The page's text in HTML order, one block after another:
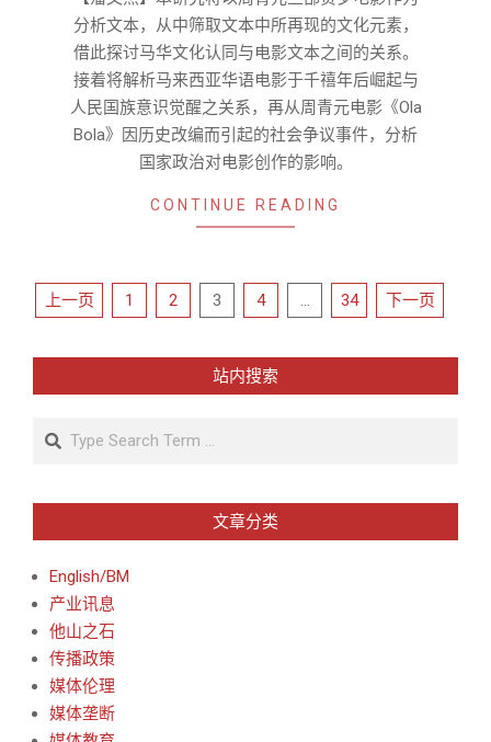
分析文本，从中筛取文本中所再现的文化元素，
借此探讨马华文化认同与电影文本之间的关系。
接着将解析马来西亚华语电影于千禧年后崛起与
人民国族意识觉醒之关系，再从周青元电影《Ola
Bola》因历史改编而引起的社会争议事件，分析
国家政治对电影创作的影响。
CONTINUE READING
文
航
上一页 1 2 3 4 … 34 下一页
站内搜索
Search
文章分类
English/BM
产业讯息
他山之石
传播政策
媒体伦理
媒体垄断